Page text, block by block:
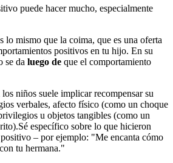
puede hacer mucho, especialmente
lo mismo que la coima, que es una oferta
positivos en tu hijo. En su
se da luego de que el comportamiento
niños suele implicar recompensar su
verbales, afecto físico (como un choque
u objetos tangibles (como un
Sé específico sobre lo que hicieron
– por ejemplo: "Me encanta cómo
tu hermana."